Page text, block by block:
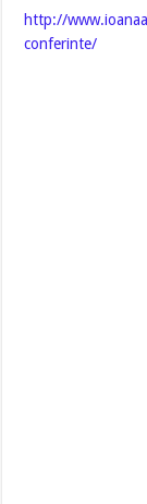
http://
conferinte/